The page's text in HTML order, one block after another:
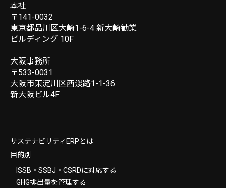
本社
〒141-0032
東京都品川区大崎1-6-4 新大崎勧業
ビルディング 10F
大阪事務所
〒533-0031
大阪市東淀川区西淡路1-1-36
新大阪ビル4F
サステナビリティERPとは
目的別
ISSB・SSBJ・CSRDに対応する
GHG排出量を管理する